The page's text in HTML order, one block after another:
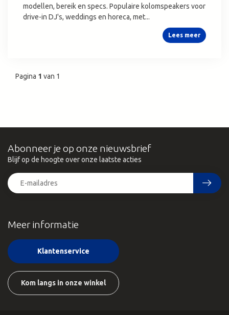
modellen, bereik en specs. Populaire kolomspeakers voor
drive-in DJ's, weddings en horeca, met...
Lees meer
Pagina 1 van 1
Meer informatie
Klantenservice
Kom langs in onze winkel
Abonneer je op onze nieuwsbrief
Blijf op de hoogte over onze laatste acties